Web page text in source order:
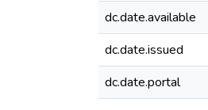
dc.date.available
dc.date.issued
dc.date.portal